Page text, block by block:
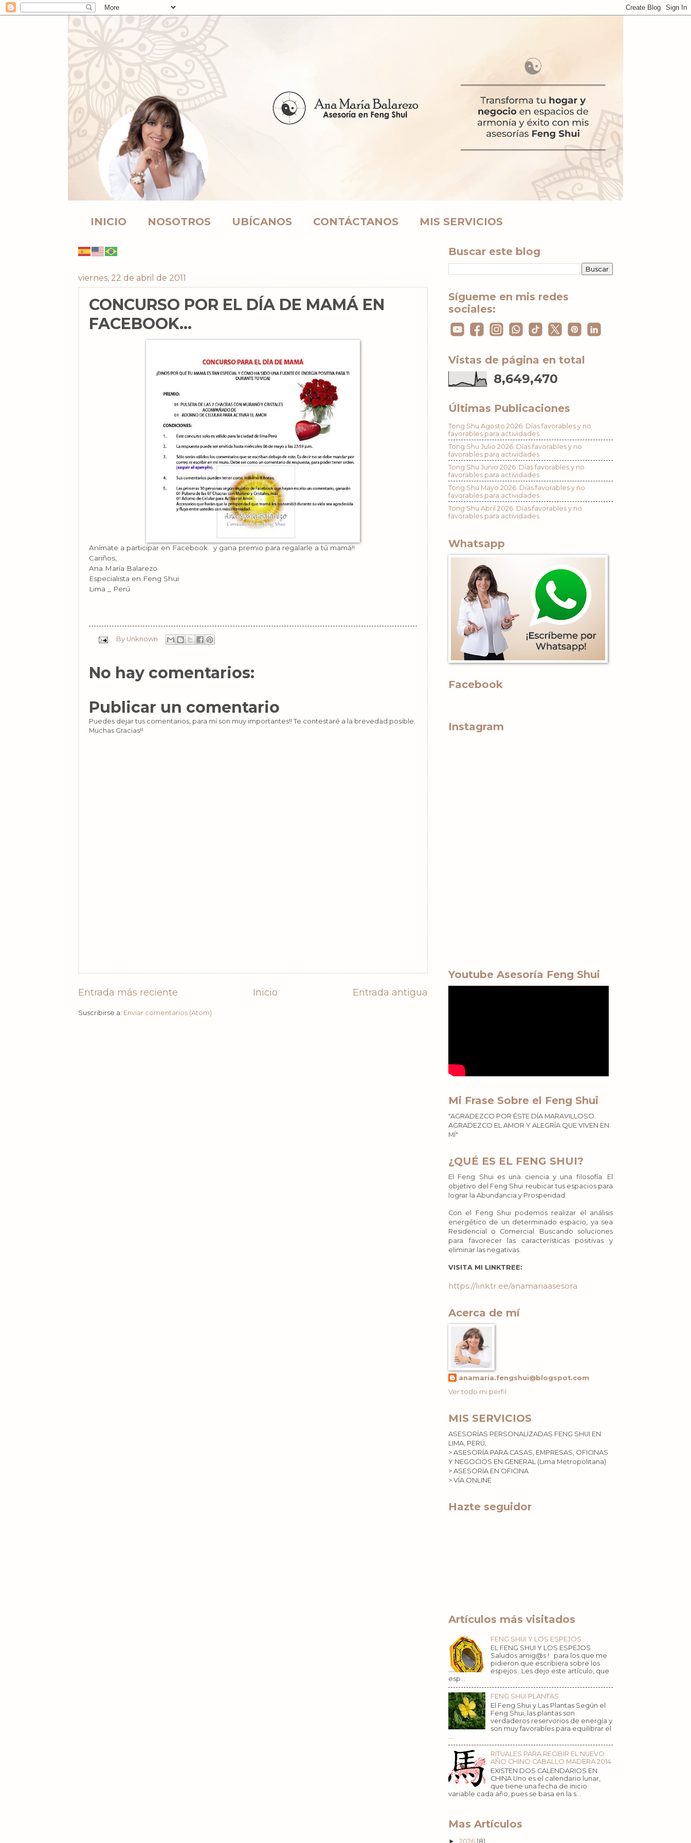
INICIO NOSOTROS UBÍCANOS CONTÁCTANOS MIS SERVICIOS
viernes, 22 de abril de 2011
CONCURSO POR EL DÍA DE MAMÁ EN
FACEBOOK...
Anímate a participar en Facebook. y gana premio para regalarle a tú mamá!!
Cariños,
Ana María Balarezo
Especialista en Feng Shui
Lima _ Perú
By Unknown
No hay comentarios:
Publicar un comentario
Puedes dejar tus comentarios, para mí son muy importantes!! Te contestaré a la brevedad posible.
Muchas Gracias!!
Entrada más reciente Entrada antigua
Inicio
Suscribirse a: Enviar comentarios (Atom)
Buscar este blog
Sígueme en mis redes
sociales:
Vistas de página en total
8,649,470
Últimas Publicaciones
Tong Shu Agosto 2026. Días favorables y no
favorables para actividades
Tong Shu Julio 2026. Días favorables y no
favorables para actividades
Tong Shu Junio 2026. Días favorables y no
favorables para actividades
Tong Shu Mayo 2026. Días favorables y no
favorables para actividades
Tong Shu Abril 2026. Días favorables y no
favorables para actividades
Whatsapp
Facebook
Instagram
Youtube Asesoría Feng Shui
Mi Frase Sobre el Feng Shui
"AGRADEZCO POR ÉSTE DÍA MARAVILLOSO.
AGRADEZCO EL AMOR Y ALEGRÍA QUE VIVEN EN
MÍ"
¿QUÉ ES EL FENG SHUI?
El Feng Shui es una ciencia y una filosofía. El
objetivo del Feng Shui reubicar tus espacios para
lograr la Abundancia y Prosperidad.
Con el Feng Shui podemos realizar el análisis
energético de un determinado espacio, ya sea
Residencial o Comercial. Buscando soluciones
para favorecer las características positivas y
eliminar las negativas.
VISITA MI LINKTREE:
https://linktr.ee/anamariaasesora
Acerca de mí
anamaria.fengshui@blogspot.com
Ver todo mi perfil
MIS SERVICIOS
ASESORÍAS PERSONALIZADAS FENG SHUI EN
LIMA, PERÚ.
> ASESORÍA PARA CASAS, EMPRESAS, OFICINAS
Y NEGOCIOS EN GENERAL (Lima Metropolitana)
> ASESORÍA EN OFICINA
> VÍA ONLINE
Hazte seguidor
Artículos más visitados
FENG SHUI Y LOS ESPEJOS
EL FENG SHUI Y LOS ESPEJOS
Saludos amig@s ! para los que me
pidieron que escribiera sobre los
espejos . Les dejo este artículo, que
esp...
FENG SHUI PLANTAS
El Feng Shui y Las Plantas Según el
Feng Shui, las plantas son
verdaderos reservorios de energía y
son muy favorables para equilibrar el
...
RITUALES PARA RECIBIR EL NUEVO
AÑO CHINO CABALLO MADERA 2014
EXISTEN DOS CALENDARIOS EN
CHINA Uno es el calendario lunar,
que tiene una fecha de inicio
variable cada año, pues se basa en la s...
Mas Artículos
► 2026 (8)